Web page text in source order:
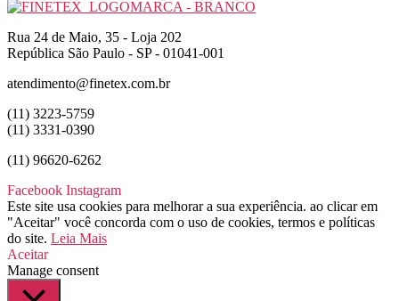
Rua 24 de Maio, 35 - Loja 202
República São Paulo - SP - 01041-001
atendimento@finetex.com.br
(11) 3223-5759
(11) 3331-0390
(11) 96620-6262
Facebook Instagram
Este site usa cookies para melhorar a sua experiência. ao clicar em
"Aceitar" você concorda com o uso de cookies, termos e políticas
do site. Leia Mais
Aceitar
Manage consent